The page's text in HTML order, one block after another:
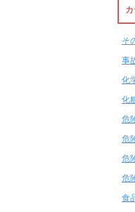
そ
事
化
化
危
危
危
危
食